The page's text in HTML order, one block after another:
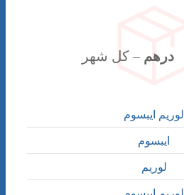
درهم – كل شهر
لوريم ايبسوم
ايبسوم
لوريم